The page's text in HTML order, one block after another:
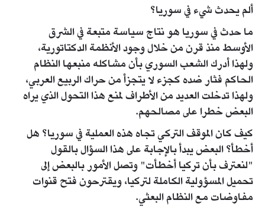
ألم يحدث شيء في سوريا؟
ما حدث في سوريا هو نتاج سياسة متبعة في الشرق
الأوسط منذ قرن من خلال وجود الأنظمة الدكتاتورية،
ولهذا أدرك الشعب السوري بأن مشاكله منبعها النظام
الحاكم فثار ضده كجزء لا يتجزأ من حراك الربيع العربي،
ولهذا تدخلت العديد من الأطراف لمنع هذا التحول الذي يراه
البعض خطرا على مصالحهم.
كيف كان الموقف التركي تجاه هذه العملية في سوريا؟ هل
أخطأ؟ البعض يبدأ بالإجابة على هذا السؤال بالقول
"لنعترف بأن تركيا أخطأت" وتصل الأمور بالبعض إلى
تحميل المسؤولية الكاملة لتركيا، ويقترحون فتح قنوات
مفاوضات مع النظام البعثي.